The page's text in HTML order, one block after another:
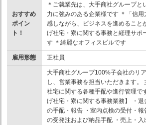
おすすめ
ポイン
ト！
＊ご就業先は、大手商社グループと
力に強みのある企業様です ＊「信
感しながら、ビジネスを進めること
げ社宅・寮に関する事務と経理サポ
す ＊綺麗なオフィスビルです
雇用形態 正社員
大手商社グループ100%子会社のリ
し、営業事務を担当いただきます。
社宅に関する各種手配や進行管理で
げ社宅・寮に関する事務業務】 ・
の手配・報告 ・室内点検の受付・
の受発注および納品手配 ・売上・入